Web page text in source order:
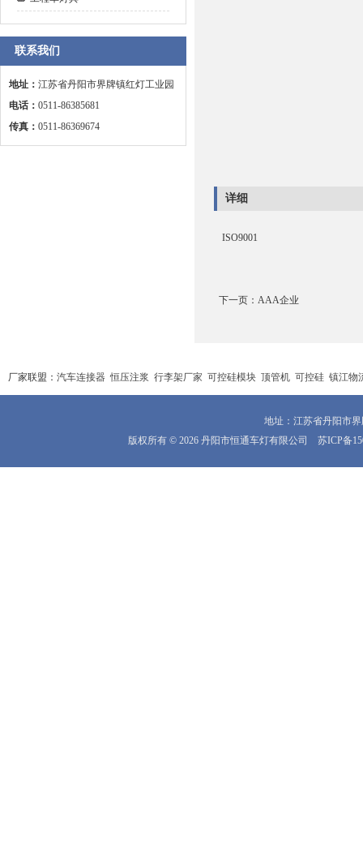
联系我们
地址： 江苏省丹阳市界牌镇红灯工业园
电话： 0511-86385681
传真： 0511-86369674
详细
ISO9001
下一页： AAA企业
厂家联盟： 汽车连接器 恒压注浆 行李架厂家 可控硅模块 顶管机 可控硅 镇江物
地址：江苏省丹阳市
版权所有 © 2026 丹阳市恒通车灯有限公司 苏ICP备